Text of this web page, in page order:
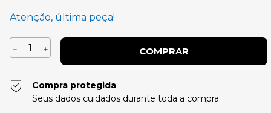
Atenção, última peça!
Compra protegida
Seus dados cuidados durante toda a compra.